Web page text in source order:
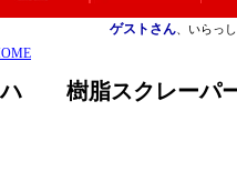
ゲストさん 、いらっ
樹脂スクレーパー